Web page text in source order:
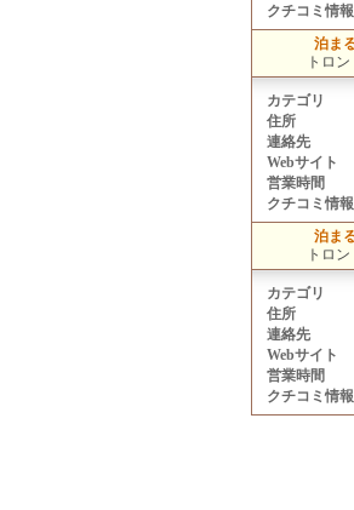
クチコミ情報
泊ま
トロン
カテゴリ
住所
連絡先
Webサイト
営業時間
クチコミ情報
泊ま
トロン
カテゴリ
住所
連絡先
Webサイト
営業時間
クチコミ情報